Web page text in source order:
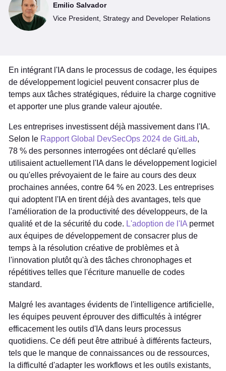
Emilio Salvador
Vice President, Strategy and Developer Relations
En intégrant l'IA dans le processus de codage, les équipes
de développement logiciel peuvent consacrer plus de
temps aux tâches stratégiques, réduire la charge cognitive
et apporter une plus grande valeur ajoutée.
Les entreprises investissent déjà massivement dans l'IA.
Selon le Rapport Global DevSecOps 2024 de GitLab,
78 % des personnes interrogées ont déclaré qu'elles
utilisaient actuellement l'IA dans le développement logiciel
ou qu'elles prévoyaient de le faire au cours des deux
prochaines années, contre 64 % en 2023. Les entreprises
qui adoptent l'IA en tirent déjà des avantages, tels que
l'amélioration de la productivité des développeurs, de la
qualité et de la sécurité du code. L'adoption de l'IA permet
aux équipes de développement de consacrer plus de
temps à la résolution créative de problèmes et à
l'innovation plutôt qu'à des tâches chronophages et
répétitives telles que l'écriture manuelle de codes
standard.
Malgré les avantages évidents de l'intelligence artificielle,
les équipes peuvent éprouver des difficultés à intégrer
efficacement les outils d'IA dans leurs processus
quotidiens. Ce défi peut être attribué à différents facteurs,
tels que le manque de connaissances ou de ressources,
la difficulté d'adapter les workflows et les outils existants,